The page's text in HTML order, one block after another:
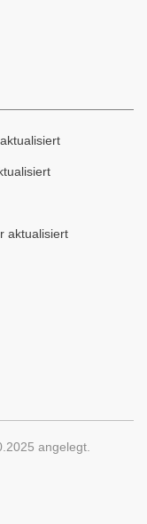
aktualisiert
angelegt.